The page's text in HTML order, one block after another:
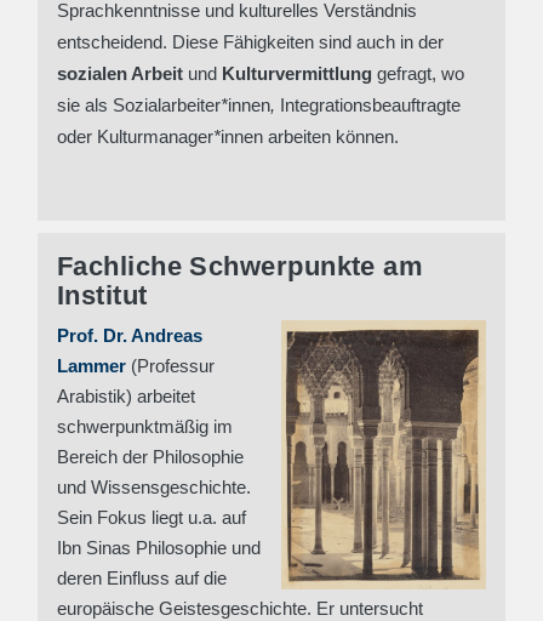
Sprachkenntnisse und kulturelles Verständnis
entscheidend. Diese Fähigkeiten sind auch in der
sozialen Arbeit und Kulturvermittlung gefragt, wo
sie als Sozialarbeiter*innen,
Integrationsbeauftragte
oder Kulturmanager*innen arbeiten können.
Fachliche Schwerpunkte am
Institut
Prof. Dr. Andreas
Lammer (Professur
Arabistik) arbeitet
schwerpunktmäßig im
Bereich der Philosophie
und Wissensgeschichte.
Sein Fokus liegt u.a. auf
Ibn Sinas Philosophie und
deren Einfluss auf die
europäische Geistesgeschichte. Er untersucht